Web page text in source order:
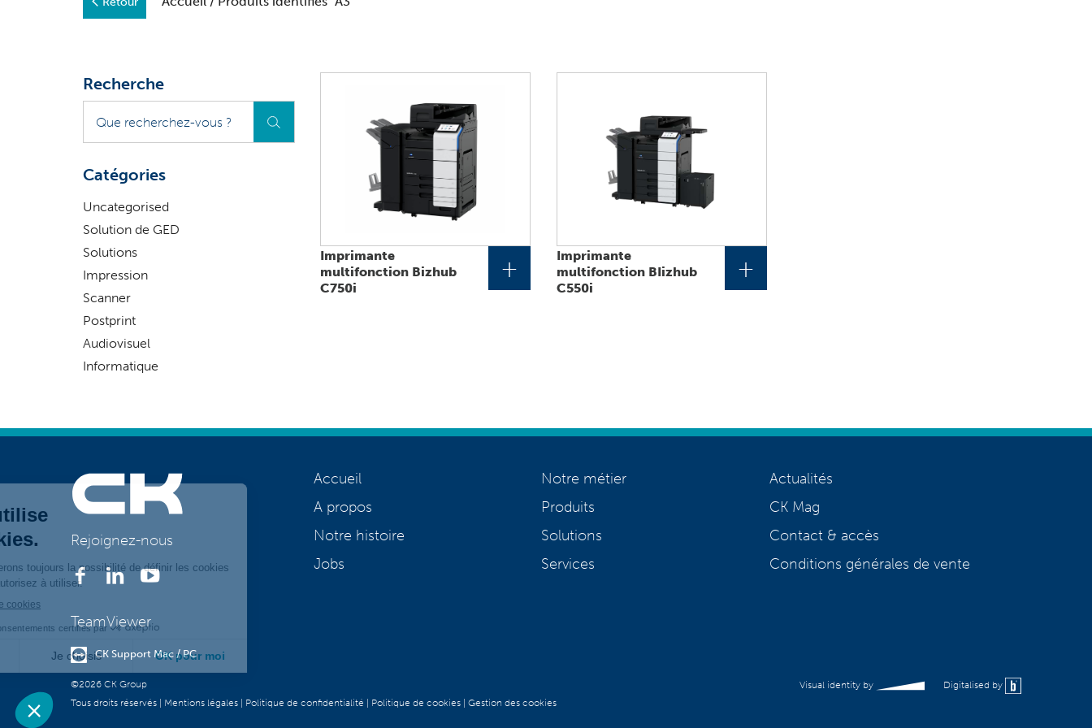
Recherche
recherchez-
vous
Catégories
Uncategorised
Solution de GED
Solutions
Impression
Scanner
Postprint
Audiovisuel
Informatique
Imprimante
multifonction Bizhub
C750i
+
Imprimante
multifonction BIizhub
C550i
+
Rejoignez-nous
TeamViewer
CK Support Mac / PC
Accueil
A propos
Notre histoire
Jobs
Notre métier
Produits
Solutions
Services
Actualités
CK Mag
Contact & accès
Conditions générales de vente
©2026 CK Group
Tous droits réservés
Mentions légales Politique de confidentialité Politique de cookies Gestion des cookies
Visual identity by Digitalised by